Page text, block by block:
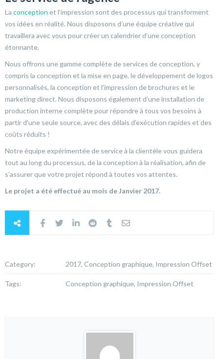
La conception et l’impression sont des processus qui transforment
vos idées en réalité. Nous disposons d’une équipe créative qui
travaillera avec vous pour créer un calendrier d’une conception
étonnante.
Nous offrons une gamme complète de services de conception, y
compris la conception et la mise en page, le développement de logos
personnalisés, la conception et l’impression de brochures et le
marketing direct. Nous disposons également d’une installation de
production interne complète pour répondre à tous vos besoins à
partir d’une seule source, avec des délais d’exécution rapides et des
coûts réduits !
Notre équipe expérimentée de service à la clientèle vous guidera
tout au long du processus, de la conception à la réalisation, afin de
s’assurer que votre projet répond à toutes vos attentes.
Le projet a été effectué au mois de Janvier 2017.
Category: 2017, Conception graphique, Impression Offset
Tags: Conception graphique, Impression Offset